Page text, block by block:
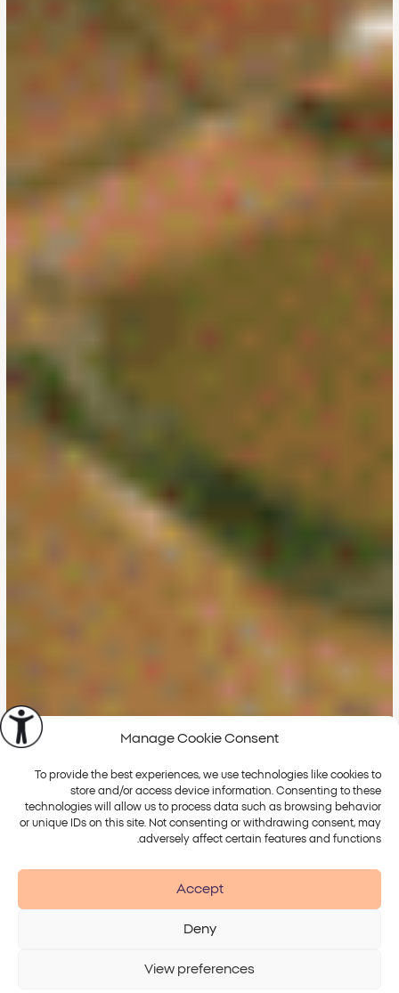
Manage Cookie Consent
To provide the best experiences, we use technologies like cookies to
store and/or access device information. Consenting to these
technologies will allow us to process data such as browsing behavior
or unique IDs on this site. Not consenting or withdrawing consent, may
adversely affect certain features and functions.
Accept
Deny
View preferences